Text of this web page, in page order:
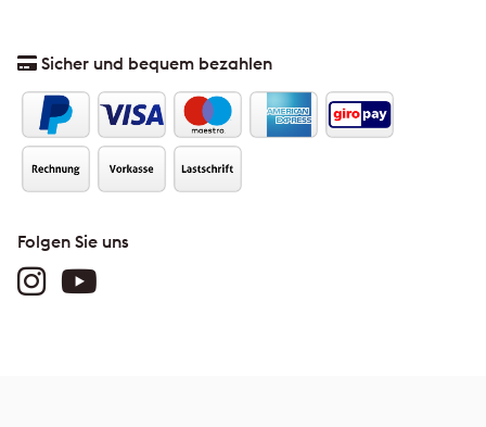
Sicher und bequem bezahlen
Folgen Sie uns